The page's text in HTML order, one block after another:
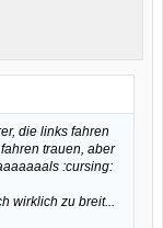
die links fahren
trauen, aber
:cursing:
wirklich zu breit...